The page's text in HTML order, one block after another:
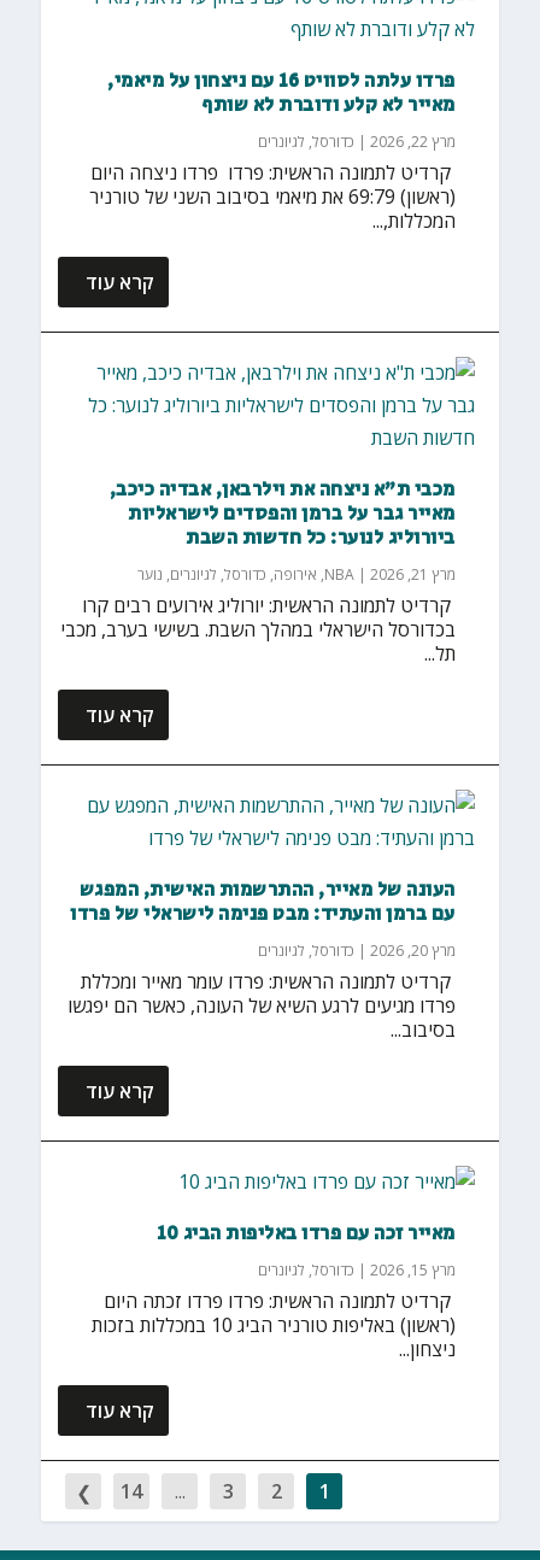
פרדו עלתה לסוויט 16 עם ניצחון על מיאמי,
מאייר לא קלע ודוברת לא שותף
מרץ 22, 2026 | כדורסל, לגיונרים
‏ קרדיט לתמונה הראשית: פרדו פרדו ניצחה היום
(ראשון) 69:79 את מיאמי בסיבוב השני של טורניר
המכללות,...
קרא עוד
מכבי ת"א ניצחה את וילרבאן, אבדיה כיכב,
מאייר גבר על ברמן והפסדים לישראליות
ביורוליג לנוער: כל חדשות השבת
מרץ 21, 2026 |
NBA
, אירופה, כדורסל, לגיונרים, נוער
‏ קרדיט לתמונה הראשית: יורוליג אירועים רבים קרו
בכדורסל הישראלי במהלך השבת. בשישי בערב, מכבי
תל...
קרא עוד
העונה של מאייר, ההתרשמות האישית, המפגש
עם ברמן והעתיד: מבט פנימה לישראלי של פרדו
מרץ 20, 2026 | כדורסל, לגיונרים
‏ קרדיט לתמונה הראשית: פרדו עומר מאייר ומכללת
פרדו מגיעים לרגע השיא של העונה, כאשר הם יפגשו
בסיבוב...
קרא עוד
מאייר זכה עם פרדו באליפות הביג 10
מרץ 15, 2026 | כדורסל, לגיונרים
‏ קרדיט לתמונה הראשית: פרדו פרדו זכתה היום
(ראשון) באליפות טורניר הביג 10 במכללות בזכות
ניצחון...
קרא עוד
1
2
3
...
14